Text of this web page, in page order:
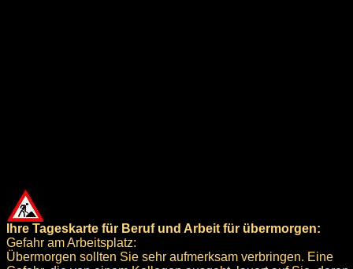
Ihre Tageskarte für Beruf und Arbeit für übermorgen:
Gefahr am Arbeitsplatz:
Übermorgen sollten Sie sehr aufmerksam verbringen. Eine